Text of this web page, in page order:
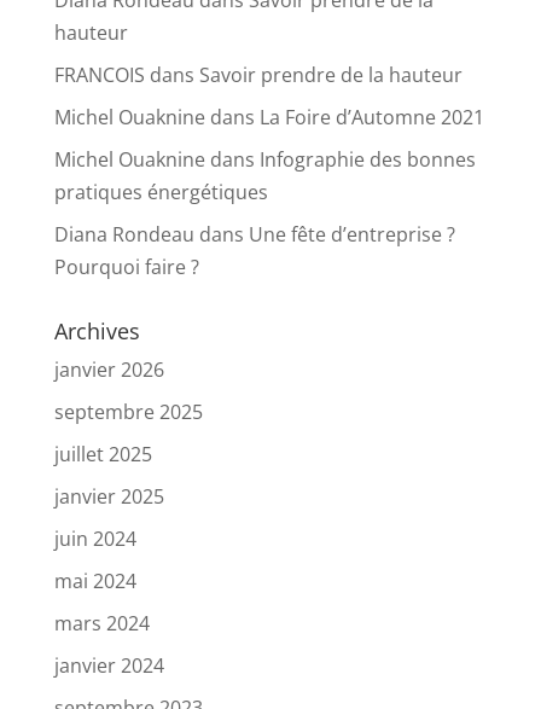
hauteur
FRANCOIS dans Savoir prendre de la hauteur
Michel Ouakninedans La Foire d’Automne 2021
Michel Ouakninedans Infographie des bonnes
pratiques énergétiques
Diana Rondeau dans Une fête d’entreprise ?
Pourquoi faire ?
Archives
janvier 2026
septembre 2025
juillet 2025
janvier 2025
juin 2024
mai 2024
mars 2024
janvier 2024